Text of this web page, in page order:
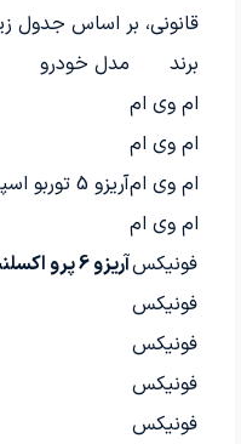
قانونی، بر اساس جدول
برند
مدل خودرو
ام وی ام
ام وی ام
ام وی امآریزو 5 توربو اسپرت
ام وی ام
فونیکسآریزو 6 پرو اکسلنت
فونیکس
فونیکس
فونیکس
فونیکس